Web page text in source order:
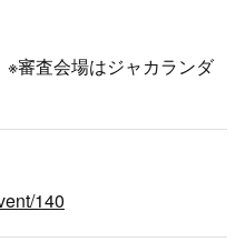
審査会場はジャカランダ
140